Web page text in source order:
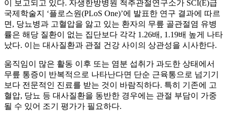
이 보고되고 있다. 자생한방병원 척추관절연구소가 SCI(E)급
국제학술지 ‘플로스원(PLoS One)’에 발표한 연구 결과에 따르
면, 당뇨병과 고혈압을 앓고 있는 환자의 무릎 골관절염 유병
률은 해당 질환이 없는 집단보다 각각 1.26배, 1.19배 높게 나타
났다. 이는 대사질환과 관절 건강 사이의 상관성을 시사한다.
움직임이 많은 활동 이후 또는 염분 섭취가 과도한 상태에서
무릎 통증이 반복적으로 나타난다면 단순 근육통으로 넘기기
보다 전문적인 진료를 받는 것이 바람직하다. 특히 기존에 고
혈압, 당뇨 등 대사질환을 동반한 경우에는 관절 부담이 가중
될 수 있어 조기 평가가 필요하다.